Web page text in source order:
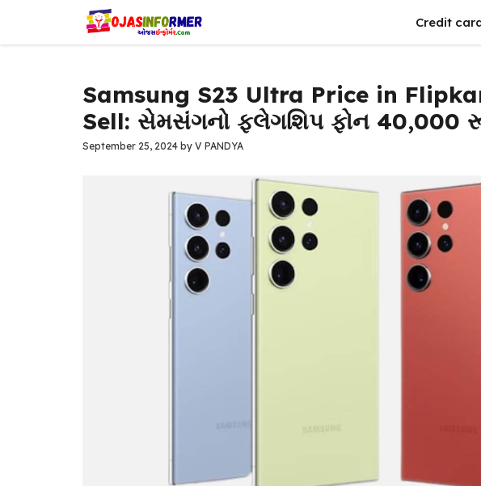
content
Credit
Samsung S23 Ultra Price in
Sell: સેમસંગનો ફ્લેગશિપ ફોન 40,000
September 25, 2024 by V PANDYA